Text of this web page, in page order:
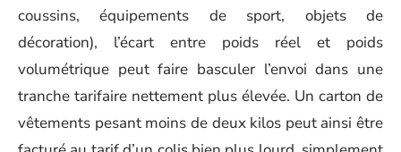
coussins, équipements de sport, objets de
décoration), l’écart entre poids réel et poids
volumétrique peut faire basculer l’envoi dans une
tranche tarifaire nettement plus élevée. Un carton de
vêtements pesant moins de deux kilos peut ainsi être